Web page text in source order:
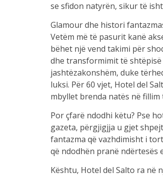
se sfidon natyrën, sikur të
Glamour dhe histori
Vetëm më të pasurit kanë
bëhet një vend takimi për
dhe transformimit të shtëpisë
jashtëzakonshëm, duke
luksi. Për 60 vjet, Hotel del
mbyllet brenda natës në fillim
Por çfarë ndodhi këtu? Pse
gazeta, përgjigjja u gjet
fantazma që vazhdimisht i
që ndodhën pranë ndërtesës
Kështu, Hotel del Salto ra në